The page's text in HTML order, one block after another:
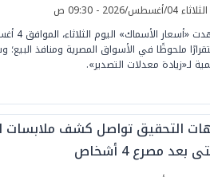
الثلاثاء 04/أغسطس/2026 - 09:30 ص
ملحوظًا في الأسواق المصرية ومنافذ
لـ«زيادة معدلات التصدير».
التحقيق تواصل كشف ملابسات
بعد مصرع 4 أشخاص